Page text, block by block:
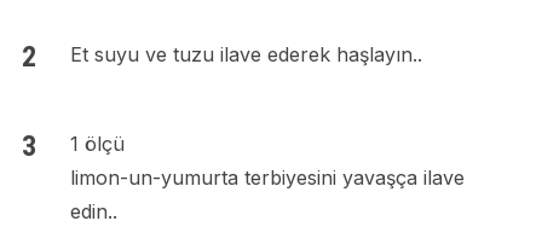
Et suyu ve tuzu ilave ederek haşlayın..
1 ölçü
limon-un-yumurta terbiyesini yavaşça ilave
edin..